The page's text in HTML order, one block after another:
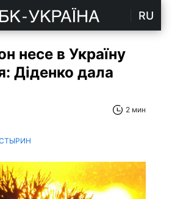
RU
несе в Україну
Діденко дала
2 мин